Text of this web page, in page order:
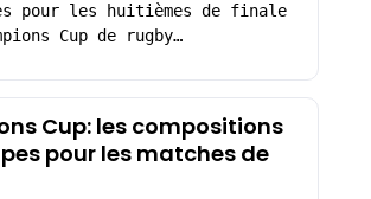
pour les huitièmes de finale
Cup de rugby…
Cup: les compositions
pour les matches de